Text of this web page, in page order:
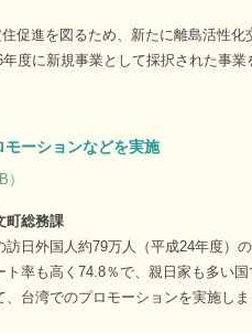
促進を図るため、新たに離島活性
度に新規事業として採択された事業
ーションなどを実施
町総務課
訪日外国人約79万人（平成24年度）
ト率も高く74.8％で、親日家も多い
、台湾でのプロモーションを実施し